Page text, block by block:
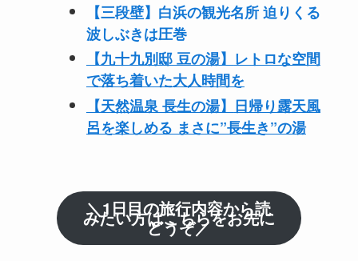
【三段壁】 白浜の観光名所 迫りくる
波しぶきは圧巻
【九十九別邸 豆の湯】 レトロな空間
で落ち着いた大人時間を
【天然温泉 長生の湯】 日帰り露天風
呂を楽しめる まさに”長生き”の湯
＼1日目の旅行内容から読
みたい方はこちらをお先に
どうぞ／